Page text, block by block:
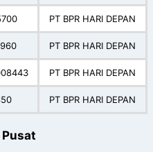
PT BPR HARI DEPAN
PT BPR HARI DEPAN
PT BPR HARI DEPAN
PT BPR HARI DEPAN